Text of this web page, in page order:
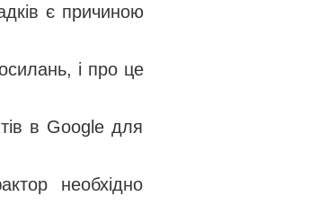
є причиною
і про це
в Google для
необхідно